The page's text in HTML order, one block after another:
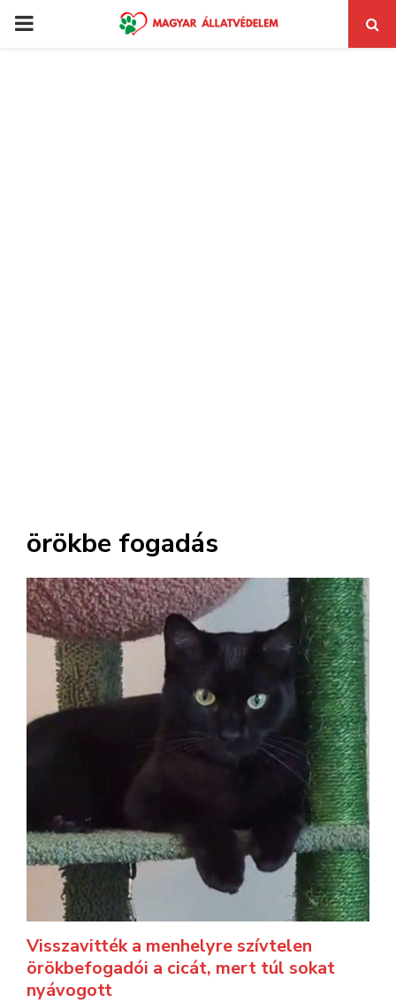
PRIMARY
örökbe fogadás
Visszavitték a menhelyre szívtelen
örökbefogadói a cicát, mert túl sokat
nyávogott